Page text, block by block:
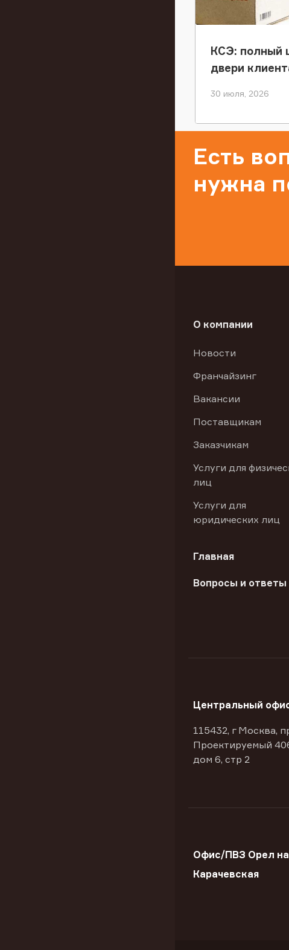
КСЭ: полный
двери
30 июля, 2026
Есть
нужна
О компании
Новости
Франчайзинг
Вакансии
Поставщикам
Заказчикам
Услуги для
лиц
Услуги для
юридических лиц
Главная
Вопросы и ответы
Центральный
115432, г Москва,
Проектируемый
дом 6, стр 2
Офис/ПВЗ Орел
Карачевская